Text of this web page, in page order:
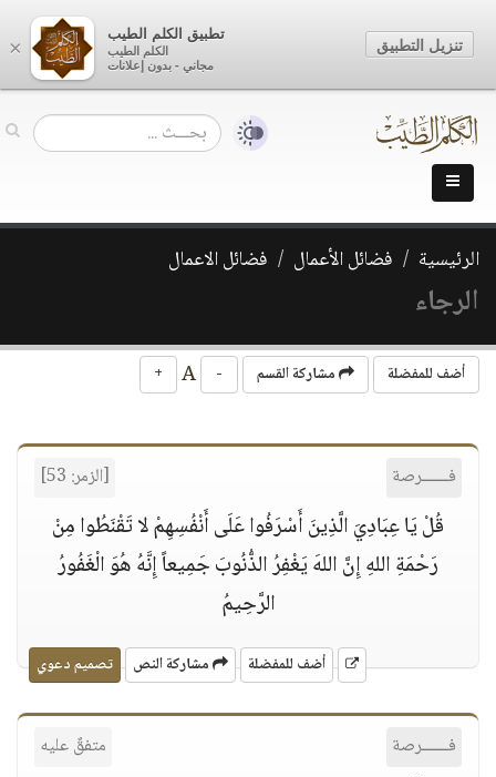
الرئيسية فضائل الأعمال فضائل الاعمال
الرجاء
أضف للمفضلة مشاركة القسم -
+
فــــــرصة [الزمر: 53]
قُلْ يَا عِبَادِيَ الَّذِينَ أَسْرَفُوا عَلَى أَنْفُسِهِمْ لا تَقْنَطُوا مِنْ
رَحْمَةِ اللهِ إِنَّ اللهَ يَغْفِرُ الذُّنُوبَ جَمِيعاً إِنَّهُ هُوَ الْغَفُورُ
الرَّحِيمُ
أضف للمفضلة مشاركة النص تصميم دعوي
فــــــرصة متفقٌ عليه
×
تطبيق الكلم الطيب
الكلم الطيب
مجاني - بدون إعلانات
تنزيل التطبيق